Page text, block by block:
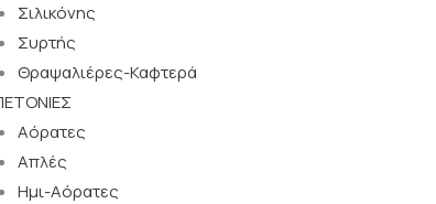
Σιλικόνης
Συρτής
Θραψαλιέρες-Καφτερά
Αόρατες
Απλές
Ημι-Αόρατες